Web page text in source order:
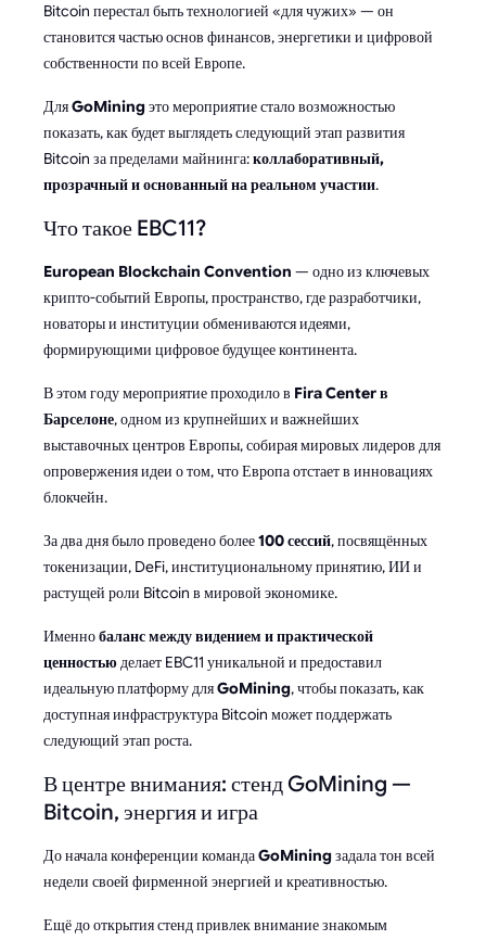
Bitcoin перестал быть технологией «для чужих» — он
становится частью основ финансов, энергетики и цифровой
собственности по всей Европе.
ДляGoMiningэто мероприятие стало возможностью
показать, как будет выглядеть следующий этап развития
Bitcoin за пределами майнинга:коллаборативный,
прозрачный и основанный на реальном участии.
Что такое EBC11?
European Blockchain Convention — одно из ключевых
крипто-событий Европы, пространство, где разработчики,
новаторы и институции обмениваются идеями,
формирующими цифровое будущее континента.
В этом году мероприятие проходило в Fira Center в
Барселоне, одном из крупнейших и важнейших
выставочных центров Европы, собирая мировых лидеров для
опровержения идеи о том, что Европа отстает в инновациях
блокчейн.
За два дня было проведено более100 сессий, посвящённых
токенизации, DeFi, институциональному принятию, ИИ и
растущей роли Bitcoin в мировой экономике.
Именнобаланс между видением и практической
ценностьюделает EBC11 уникальной и предоставил
идеальную платформу дляGoMining, чтобы показать, как
доступная инфраструктура Bitcoin может поддержать
следующий этап роста.
В центре внимания: стенд GoMining —
Bitcoin, энергия и игра
До начала конференции командаGoMiningзадала тон всей
недели своей фирменной энергией и креативностью.
Ещё до открытия стенд привлек внимание знакомым